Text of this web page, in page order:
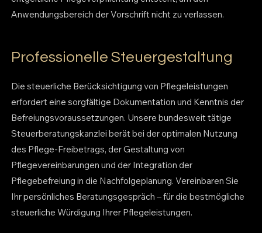
Anwendungsbereich der Vorschrift nicht zu verlassen.
Professionelle Steuergestaltung
Die steuerliche Berücksichtigung von Pflegeleistungen
erfordert eine sorgfältige Dokumentation und Kenntnis der
Befreiungsvoraussetzungen. Unsere bundesweit tätige
Steuerberatungskanzlei berät bei der optimalen Nutzung
des Pflege-Freibetrags, der Gestaltung von
Pflegevereinbarungen und der Integration der
Pflegebefreiung in die Nachfolgeplanung. Vereinbaren Sie
Ihr persönliches Beratungsgespräch – für die bestmögliche
steuerliche Würdigung Ihrer Pflegeleistungen.